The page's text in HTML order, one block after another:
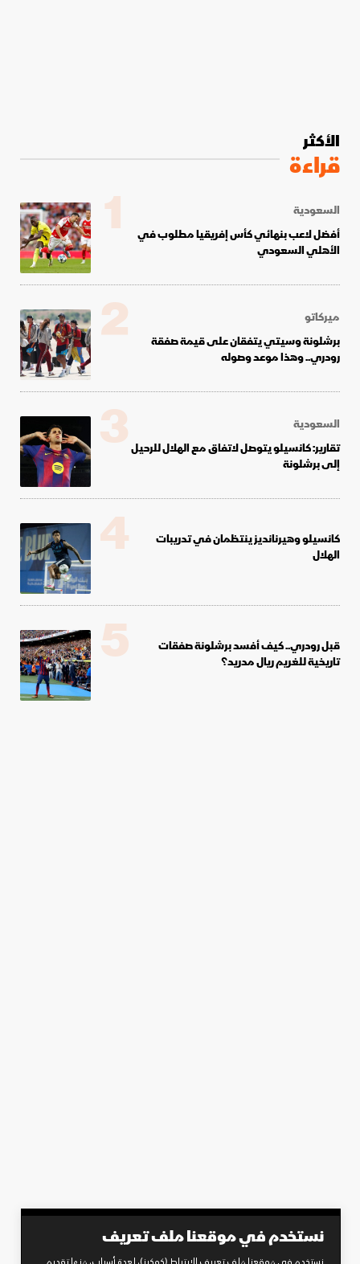
الأكثر
قراءة
السعودية
أفضل لاعب بنهائي كأس إفريقيا مطلوب في
الأهلي السعودي
1
ميركاتو
برشلونة وسيتي يتفقان على قيمة صفقة
رودري.. وهذا موعد وصوله
2
السعودية
تقارير: كانسيلو يتوصل لاتفاق مع الهلال للرحيل
إلى برشلونة
3
كانسيلو وهيرنانديز ينتظمان في تدريبات
الهلال
4
قبل رودري.. كيف أفسد برشلونة صفقات
تاريخية للغريم ريال مدريد؟
5
نستخدم في موقعنا ملف تعريف